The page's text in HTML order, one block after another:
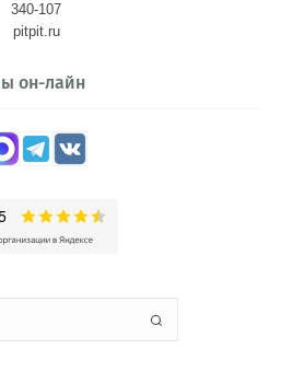
340-107
pitpit.ru
он-лайн